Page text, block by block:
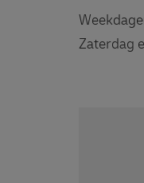
Zaterdag